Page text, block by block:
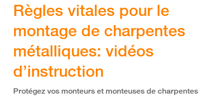
Règles vitales pour le
montage de charpentes
métalliques: vidéos
d’instruction
Protégez vos monteurs et monteuses de charpentes